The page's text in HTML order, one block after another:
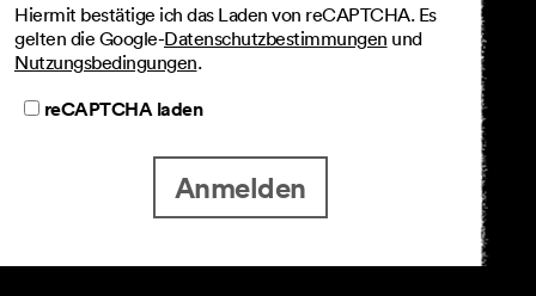
Hiermit bestätige ich das Laden von reCAPTCHA. Es
gelten die Google-Datenschutzbestimmungen und
Nutzungsbedingungen.
reCAPTCHA laden
Anmelden